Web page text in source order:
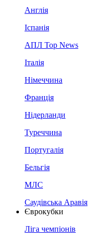
Англія
Іспанія
АПЛ Top News
Італія
Німеччина
Франція
Нідерланди
Туреччина
Португалія
Бельгія
МЛС
Саудівська Аравія
Єврокубки
Ліга чемпіонів